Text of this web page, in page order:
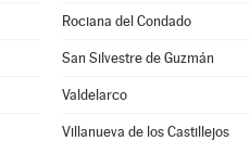
Rociana del Condado
San Silvestre de Guzmán
Valdelarco
Villanueva de los Castillejos